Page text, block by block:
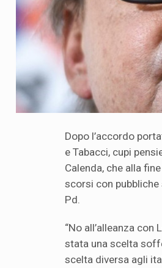
Dopo l’accordo
e Tabacci, cupi
Calenda, che alla
scorsi con
Pd.
“No all’alleanza con
stata una scelta
scelta diversa agli